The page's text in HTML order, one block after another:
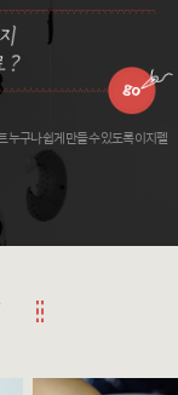
누구나 쉽게 만들 수 있도록 이지펠